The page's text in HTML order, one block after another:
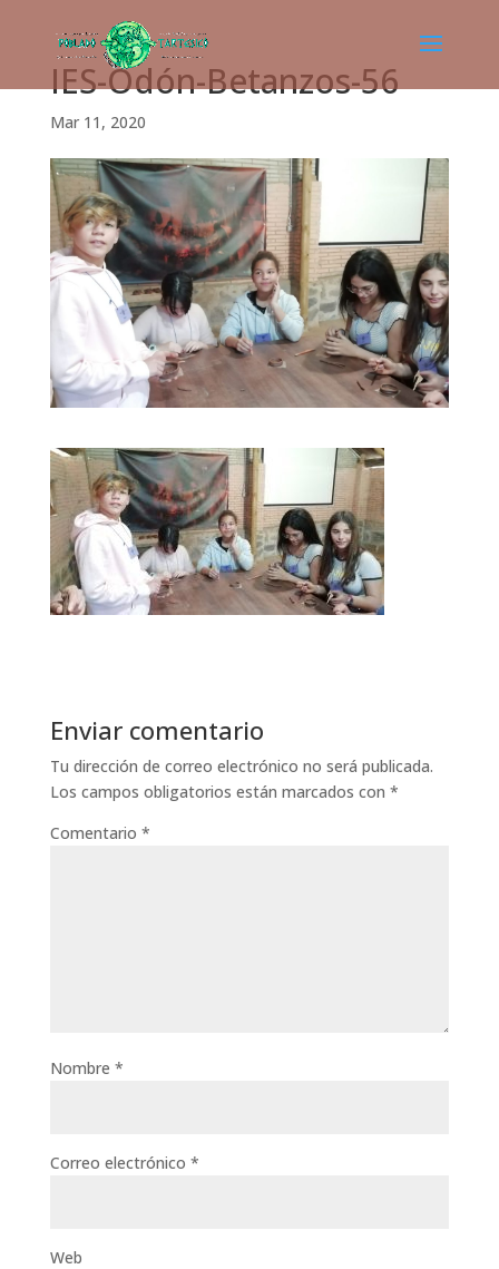
IES-Odón-Betanzos-56
Mar 11, 2020
Enviar comentario
Tu dirección de correo electrónico no será publicada.
Los campos obligatorios están marcados con *
Comentario *
Nombre *
Correo electrónico *
Web